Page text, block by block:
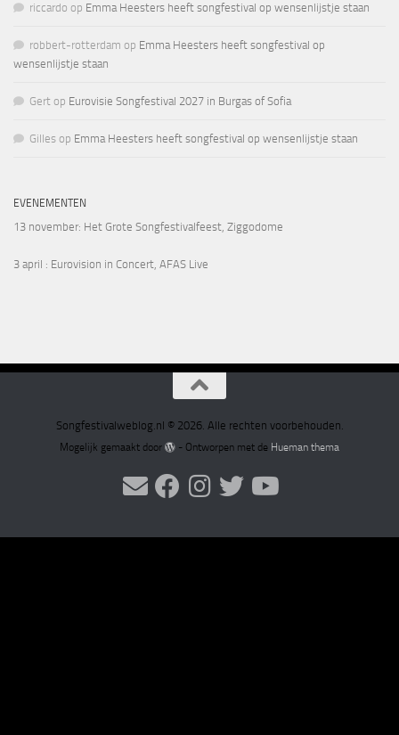
riccardo op Emma Heesters heeft songfestival op wensenlijstje staan
robbert-rotterdam op Emma Heesters heeft songfestival op
wensenlijstje staan
Gert op Eurovisie Songfestival 2027 in Burgas of Sofia
Gilles op Emma Heesters heeft songfestival op wensenlijstje staan
EVENEMENTEN
13 november: Het Grote Songfestivalfeest, Ziggodome
3 april : Eurovision in Concert, AFAS Live
Songfestivalweblog.nl © 2026. Alle rechten voorbehouden.
Mogelijk gemaakt door - Ontworpen met de Hueman thema